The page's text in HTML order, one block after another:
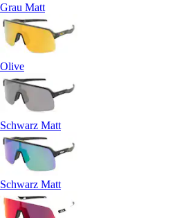
Grau Matt
Olive
Schwarz Matt
Schwarz Matt